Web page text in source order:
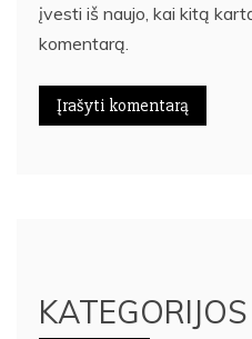
įvesti iš naujo, kai kitą
komentarą.
KATEGORIJOS